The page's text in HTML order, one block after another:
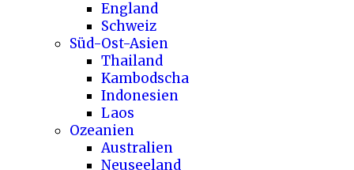
England
Schweiz
Süd-Ost-Asien
Thailand
Kambodscha
Indonesien
Laos
Ozeanien
Australien
Neuseeland